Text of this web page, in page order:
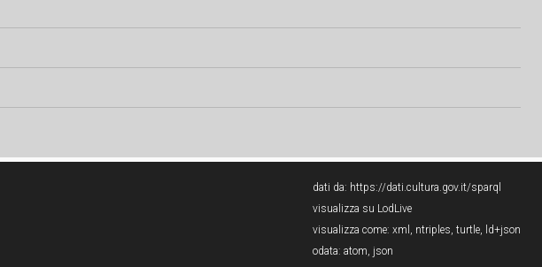
dati da: https://dati.cultura.gov.it/sparql
visualizza su LodLive
visualizza come: xml , ntriples, turtle, ld+json
odata: atom, json